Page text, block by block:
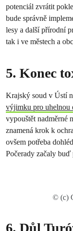
potenciál zvrátit
bude správně
lesy a další přírodní
tak i ve městech a
5. Konec
Krajský soud v Ústí
výjimku pro uhelnou
vypouštět nadměrné
znamená krok k
ovšem potřeba
Počerady začaly
© (c)
6. Důl